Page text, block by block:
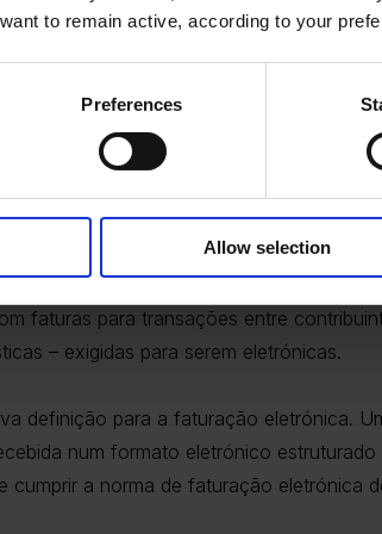
to remain active, according to your
Preferences
Allow selection
da Alemanha partilhou o projeto de
obrigatória, juntamente com outros
fatura eletrónica requer o
faturas para transações entre
– exigidas para serem eletrónicas.
definição para a faturação eletrónica.
num formato eletrónico
cumprir a norma de faturação eletrónica